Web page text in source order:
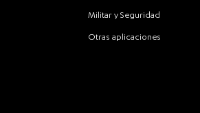
Militar y Seguridad
Otras aplicaciones